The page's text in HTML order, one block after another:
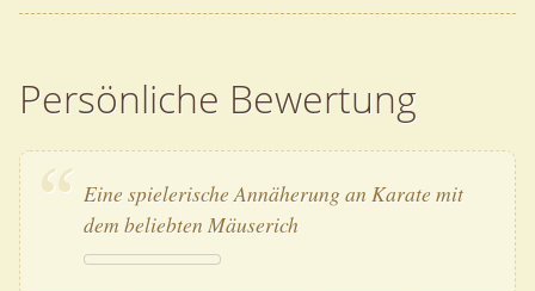
Persönliche Bewertung
Eine spielerische Annäherung an Karate mit
dem beliebten Mäuserich